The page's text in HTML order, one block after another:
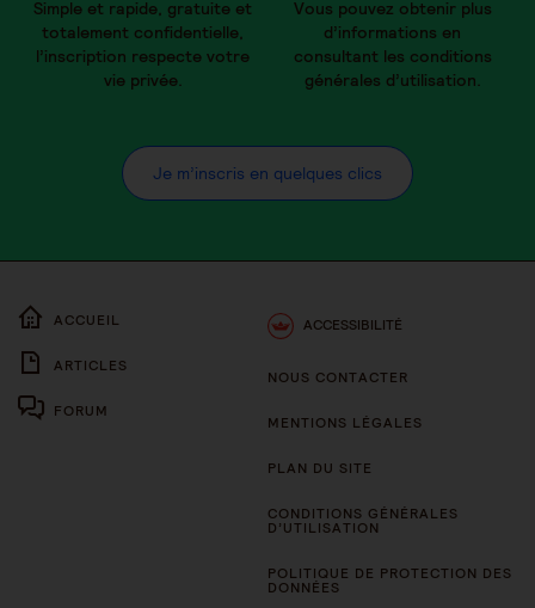
Simple et rapide, gratuite et
totalement confidentielle,
l’inscription respecte votre
vie privée.
Vous pouvez obtenir plus
d’informations en
consultant les conditions
générales d’utilisation.
Je m’inscris en quelques clics
ACCUEIL
ARTICLES
FORUM
ACCESSIBILITÉ
NOUS CONTACTER
MENTIONS LÉGALES
PLAN DU SITE
CONDITIONS GÉNÉRALES
D’UTILISATION
POLITIQUE DE PROTECTION DES
DONNÉES